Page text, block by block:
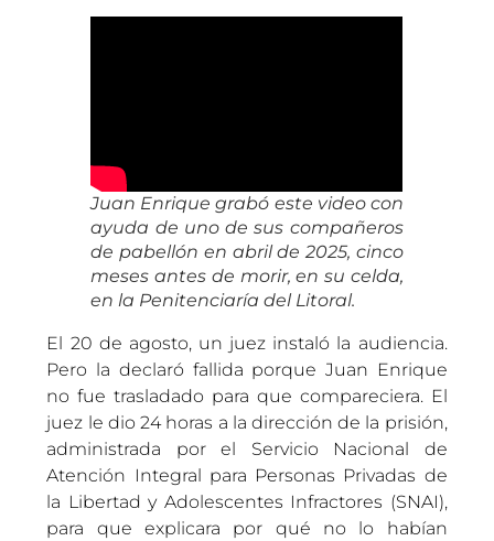
Juan Enrique grabó este video con
ayuda de uno de sus compañeros
de pabellón en abril de 2025, cinco
meses antes de morir, en su celda,
en la Penitenciaría del Litoral.
El 20 de agosto, un juez instaló la audiencia.
Pero la declaró fallida porque Juan Enrique
no fue trasladado para que compareciera. El
juez le dio 24 horas a la dirección de la prisión,
administrada por el Servicio Nacional de
Atención Integral para Personas Privadas de
la Libertad y Adolescentes Infractores (SNAI),
para que explicara por qué no lo habían